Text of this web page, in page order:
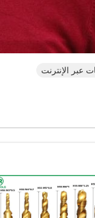
عبر الإنترنت